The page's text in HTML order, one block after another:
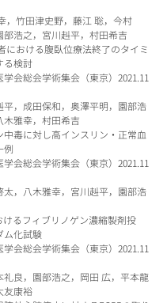
，竹田津史野，藤江 聡，今村
部浩之，宮川赳平，村田希吉
における腹臥位療法終了のタイミ
る検討
会総会学術集会（東京）2021.11
平，成田保和，奥澤平明，園部浩
木雅幸，村田希吉
中毒に対し高インスリン・正常血
例
会総会学術集会（東京）2021.11
太，八木雅幸，宮川赳平，園部浩
けるフィブリノゲン濃縮製剤投
ム化試験
会総会学術集会（東京）2021.11
礼良，園部浩之，岡田 広，平本龍
友康裕